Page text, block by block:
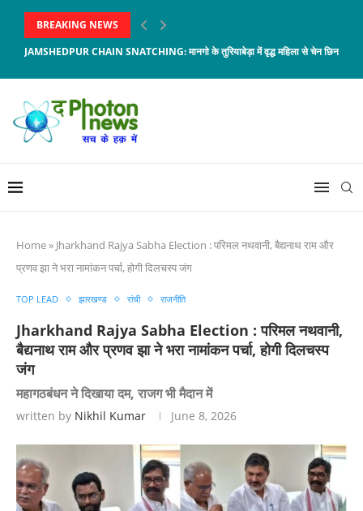
BREAKING NEWS
JAMSHEDPUR CHAIN SNATCHING: मानगो के तुरियाबेड़ा में वृद्ध महिला से चेन छिनताई,
Home» Jharkhand Rajya Sabha Election : परिमल नथवानी, बैद्यनाथ राम और
प्रणव झा ने भरा नामांकन पर्चा, होगी दिलचस्प जंग
TOP LEAD झारखण्ड रांची राजनीति
Jharkhand Rajya Sabha Election : परिमल नथवानी,
बैद्यनाथ राम और प्रणव झा ने भरा नामांकन पर्चा, होगी दिलचस्प
जंग
महागठबंधन ने दिखाया दम, राजग भी मैदान में
written by Nikhil Kumar June 8, 2026